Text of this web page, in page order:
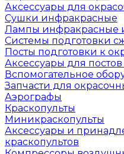
Аксессуары для
Сушки инфракрасные
Лампы инфракрасные
Системы подготовки
Посты подготовки к
Аксессуары для
Вспомогательное
Запчасти для
Аэрографы
Краскопульты
Миникраскопульты
Аксессуары и
краскопультов